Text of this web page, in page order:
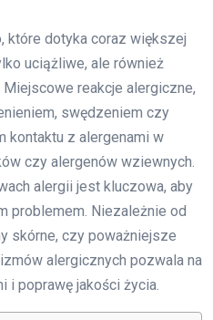
które dotyka coraz większej
uciążliwe, ale również
reakcje alergiczne,
swędzeniem czy
kontaktu z alergenami w
czy alergenów wziewnych.
alergii jest kluczowa, aby
problemem. Niezależnie od
skórne, czy poważniejsze
alergicznych pozwala na
i poprawę jakości życia.